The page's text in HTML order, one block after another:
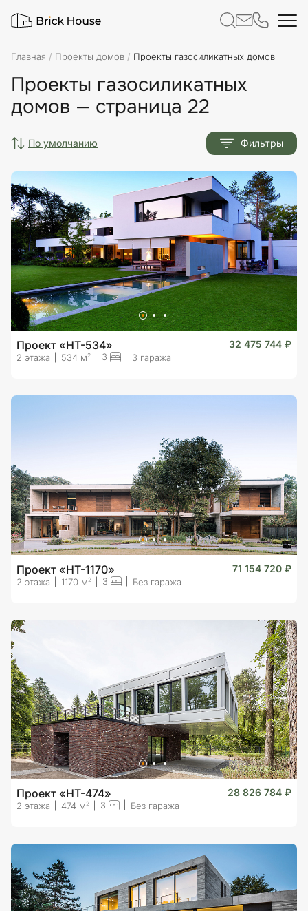
Главная Проекты домов Проекты газосиликатных домов
Проекты газосиликатных
домов — страница 22
по умолчанию Фильтры
Проект «HT-534» 32 475 744 ₽
2 этажа 534 м2 3 3 гаража
Проект «HT-1170» 71 154 720 ₽
2 этажа 1170 м 2 3 Без гаража
Проект «HT-474» 28 826 784 ₽
2 этажа 474 м 2 3 Без гаража